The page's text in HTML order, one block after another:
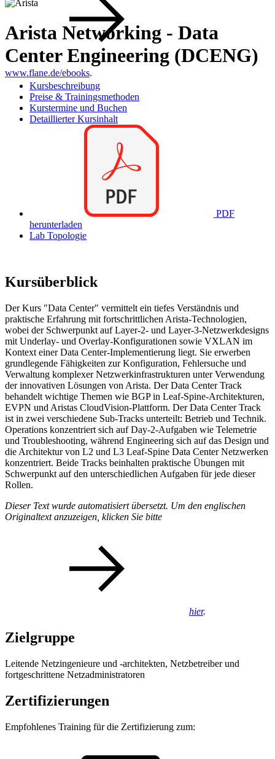
www.flane.de/ebooks.
Arista Networking - Data
Center Engineering (DCENG)
Kursbeschreibung
Preise & Trainingsmethoden
Kurstermine und Buchen
Detaillierter Kursinhalt
PDF
herunterladen
Lab Topologie
Kursüberblick
Der Kurs "Data Center" vermittelt ein tiefes Verständnis und
praktische Erfahrung mit fortschrittlichen Arista-Technologien,
wobei der Schwerpunkt auf Layer-2- und Layer-3-Netzwerkdesigns
mit Underlay- und Overlay-Konfigurationen sowie VXLAN im
Kontext einer Data Center-Implementierung liegt. Sie erwerben
grundlegende Fähigkeiten zur Konfiguration, Fehlersuche und
Verwaltung komplexer Netzwerkinfrastrukturen unter Verwendung
der innovativen Lösungen von Arista. Der Data Center Track
behandelt wichtige Themen wie BGP in Leaf-Spine-Architekturen,
EVPN und Aristas CloudVision-Plattform. Der Data Center Track
ist in zwei verschiedene Sub-Tracks unterteilt: Betrieb und Technik.
Operations konzentriert sich auf Day-2-Aufgaben wie Telemetrie
und Troubleshooting, während Engineering sich auf das Design und
die Architektur von L2 und L3 Leaf-Spine Data Center Netzwerken
konzentriert. Beide Tracks beinhalten praktische Übungen mit
Schwerpunkt auf den unterschiedlichen Aufgaben für jede dieser
Rollen.
Dieser Text wurde automatisiert übersetzt. Um den englischen
Originaltext anzuzeigen, klicken Sie bitte
hier.
Zielgruppe
Leitende Netzingenieure und -architekten, Netzbetreiber und
fortgeschrittene Netzadministratoren
Zertifizierungen
Empfohlenes Training für die Zertifizierung zum: